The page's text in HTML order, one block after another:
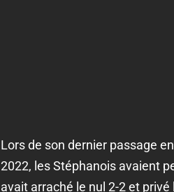
Lors de son dernier passage
2022, les Stéphanois avaient
avait arraché le nul 2-2 et